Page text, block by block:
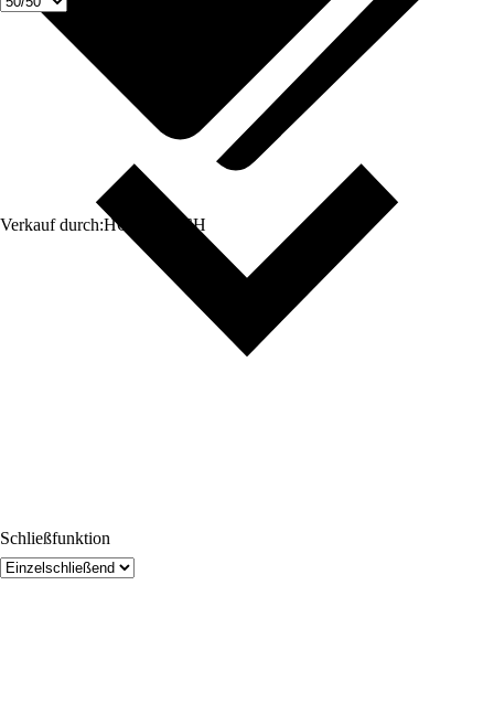
Verkauf durch:HORNBACH
Schließfunktion